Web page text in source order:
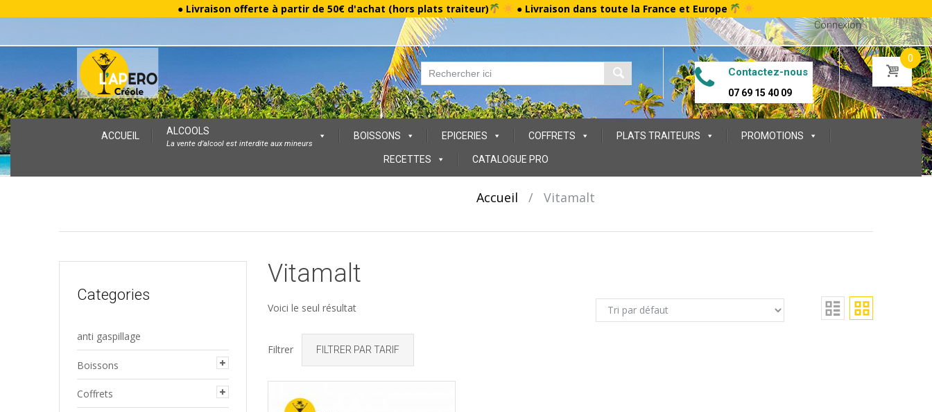
● Livraison offerte à partir de 50€ d'achat (hors plats traiteur) ● Livraison dans toute la France et Europe
Connexion
Contactez-nous
07 69 15 40 09
0
Skip
to
content
ACCUEIL ALCOOLS
La vente d’alcool est interdite aux mineurs
BOISSONS EPICERIES COFFRETS PLATS TRAITEURS PROMOTIONS
RECETTES CATALOGUE PRO
Accueil / Vitamalt
Vitamalt
Voici le seul résultat
Filtrer FILTRER PAR TARIF
Categories
anti gaspillage
Boissons
Coffrets